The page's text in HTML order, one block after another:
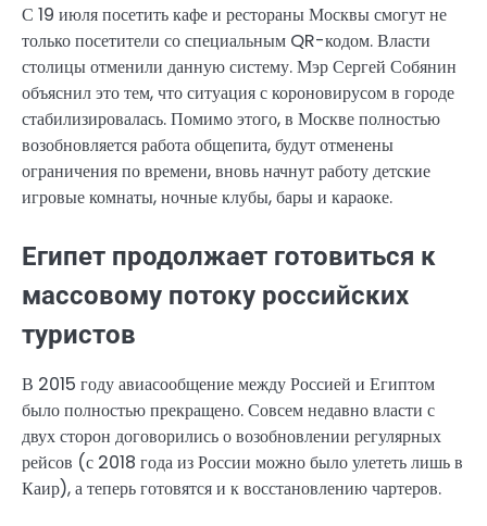
С 19 июля посетить кафе и рестораны Москвы смогут не
только посетители со специальным QR-кодом. Власти
столицы отменили данную систему. Мэр Сергей Собянин
объяснил это тем, что ситуация с короновирусом в городе
стабилизировалась. Помимо этого, в Москве полностью
возобновляется работа общепита, будут отменены
ограничения по времени, вновь начнут работу детские
игровые комнаты, ночные клубы, бары и караоке.
Египет продолжает готовиться к
массовому потоку российских
туристов
В 2015 году авиасообщение между Россией и Египтом
было полностью прекращено. Совсем недавно власти с
двух сторон договорились о возобновлении регулярных
рейсов (с 2018 года из России можно было улететь лишь в
Каир), а теперь готовятся и к восстановлению чартеров.